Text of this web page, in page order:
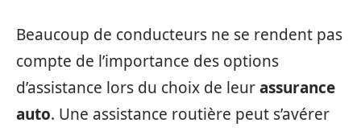
Beaucoup de conducteurs ne se rendent pas
compte de l’importance des options
d’assistance lors du choix de leurassurance
auto. Une assistance routière peut s’avérer